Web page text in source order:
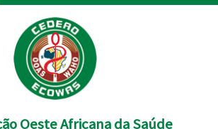
Oeste Africana da Saúde